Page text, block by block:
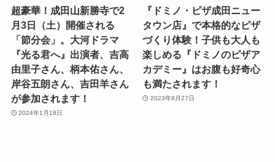
超豪華！成田山新勝寺で2
月3日（土）開催される
「節分会」。大河ドラマ
『光る君へ』出演者、吉高
由里子さん、柄本佑さん、
岸谷五朗さん、吉田羊さん
が参加されます！
2024年1月18日
『ドミノ・ピザ成田ニュー
タウン店』で本格的なピザ
づくり体験！子供も大人も
楽しめる『ドミノのピザア
カデミー』はお腹も好奇心
も満たされます！
2023年8月27日